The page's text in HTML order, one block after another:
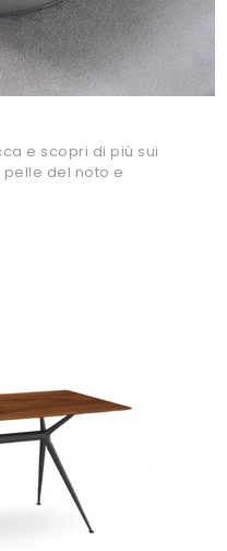
e scopri di più sui
del noto e